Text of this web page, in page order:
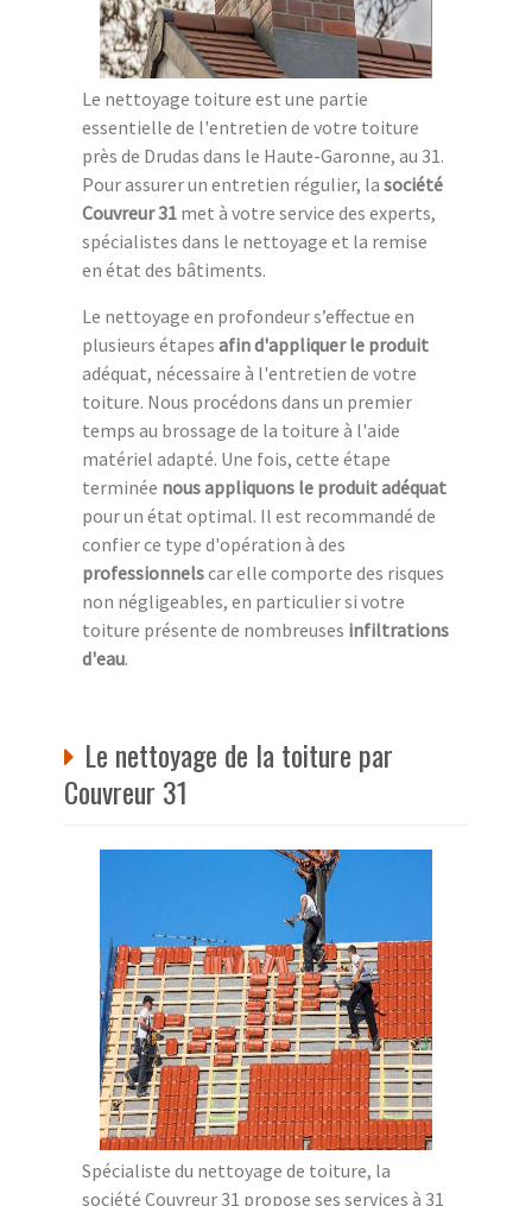
Le nettoyage toiture est une partie
essentielle de l'entretien de votre toiture
près de Drudas dans le Haute-Garonne, au 31.
Pour assurer un entretien régulier, la société
Couvreur 31 met à votre service des experts,
spécialistes dans le nettoyage et la remise
en état des bâtiments.
Le nettoyage en profondeur s’effectue en
plusieurs étapes afin d'appliquer le produit
adéquat, nécessaire à l'entretien de votre
toiture. Nous procédons dans un premier
temps au brossage de la toiture à l'aide
matériel adapté. Une fois, cette étape
terminée nous appliquons le produit adéquat
pour un état optimal. Il est recommandé de
confier ce type d'opération à des
professionnelscar elle comporte des risques
non négligeables, en particulier si votre
toiture présente de nombreuses infiltrations
d'eau.
Le nettoyage de la toiture par
Couvreur 31
Spécialiste du nettoyage de toiture, la
société Couvreur 31 propose ses services à 31